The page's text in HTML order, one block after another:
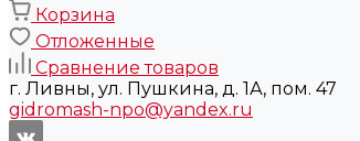
Корзина
Отложенные
Сравнение товаров
г. Ливны, ул. Пушкина, д. 1А, пом. 47
gidromash-npo@yandex.ru